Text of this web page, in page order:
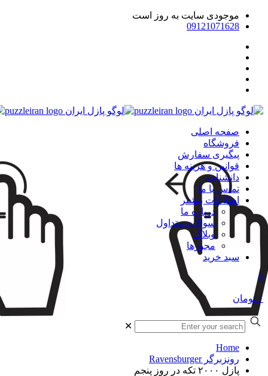
موجودی سایت به روز است
09121071628
صفحه اصلی
فروشگاه
پیگیری سفارش
قوانین و هزینه ها
دانشنامه
تماس با ما
اطلاعات بیشتر
درباره ما
سوالات متداول
وبلاگ
مجوزها
سبد خرید
0
۰ تومان
✕
Home
رونزبرگر Ravensburger
پازل ۲۰۰۰ تکه در روز پنجم